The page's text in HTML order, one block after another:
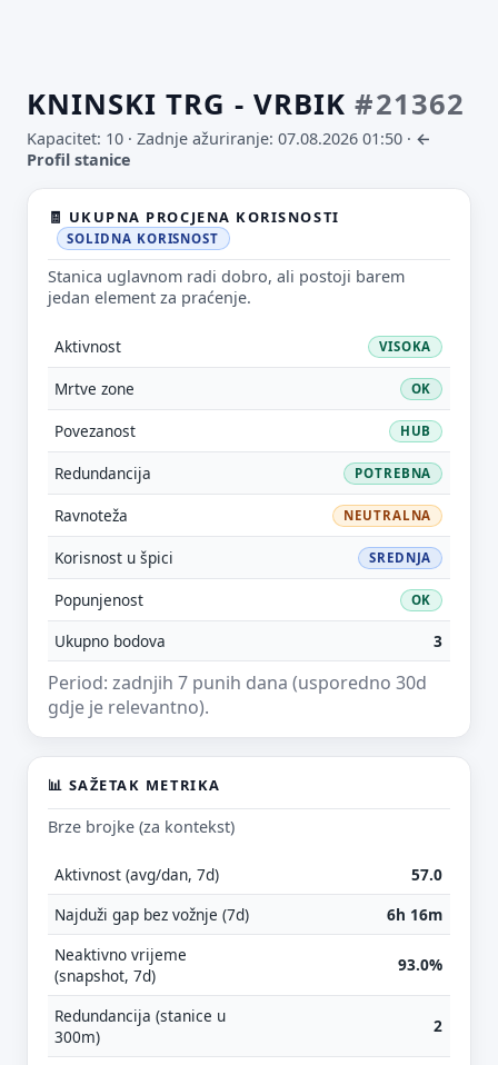
KNINSKI TRG - VRBIK#21362
Kapacitet: 10 · Zadnje ažuriranje: 07.08.2026 01:50 · ←
Profil stanice
🧾 UKUPNA PROCJENA KORISNOSTI
SOLIDNA KORISNOST
Stanica uglavnom radi dobro, ali postoji barem
jedan element za praćenje.
Aktivnost VISOKA
Mrtve zone OK
Povezanost HUB
Redundancija POTREBNA
Ravnoteža NEUTRALNA
Korisnost u špici SREDNJA
Popunjenost OK
Ukupno bodova 3
Period: zadnjih 7 punih dana (usporedno 30d
gdje je relevantno).
📊 SAŽETAK METRIKA
Brze brojke (za kontekst)
Aktivnost (avg/dan, 7d)
57.0
Najduži gap bez vožnje (7d)
6h 16m
Neaktivno vrijeme
(snapshot, 7d)
93.0%
Redundancija (stanice u
300m)
2